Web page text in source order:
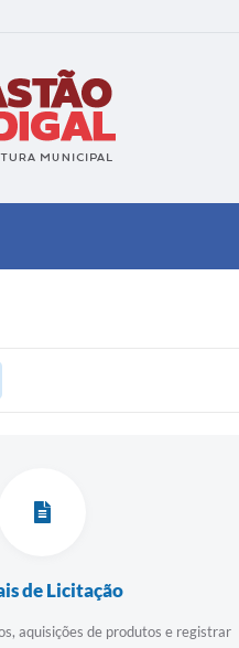
de Licitação
aquisições de produtos e registrar